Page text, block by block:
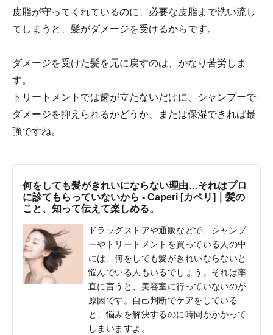
皮脂が守ってくれているのに、必要な皮脂まで洗い流し
てしまうと、髪がダメージを受けるからです。
ダメージを受けた髪を元に戻すのは、かなり苦労しま
す。
トリートメントでは歯が立たないだけに、シャンプーで
ダメージを抑えられるかどうか、または保湿できれば最
強ですね。
何をしても髪がきれいにならない理由…それはプロ
に診てもらっていないから - Caperi [カペリ]｜髪の
こと、知って伝えて楽しめる。
ドラッグストアや通販などで、シャンプ
ーやトリートメントを買っている人の中
には、何をしても髪がきれいならないと
悩んでいる人もいるでしょう。それは率
直に言うと、美容室に行っていないのが
原因です。自己判断でケアをしている
と、悩みを解決するのに時間がかかって
しまいますよ。